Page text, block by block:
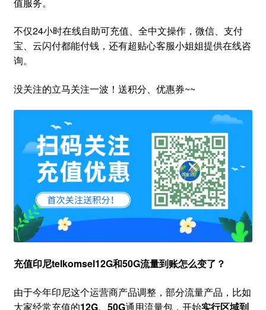
不仅24小时在线自助可充值、全中文操作，微信、支付
宝、云闪付都能付钱，还有超贴心客服小姐姐提供在线咨
询。
没关注的立马关注一波！送积分、优惠券~~
充值印尼telkomsel12G和50G流量到账怎么变了？
由于今年印尼这个运营商产品调整，部分流量产品，比如
大家经常充值的12G、50G通用流量包，开始实行区域到